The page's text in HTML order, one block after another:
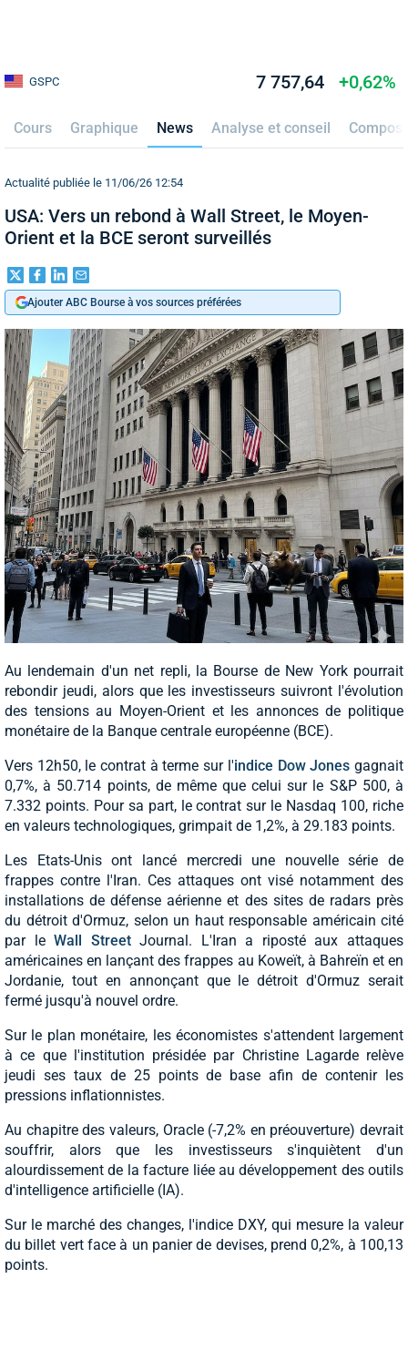
GSPC 7 757,64 +0,62%
Cours Graphique News Analyse et conseil
Actualité publiée le 11/06/26 12:54
USA: Vers un rebond à Wall Street, le Moyen-
Orient et la BCE seront surveillés
Ajouter ABC Bourse à vos sources préférées
Au lendemain d'un net repli, la Bourse de New York pourrait
rebondir jeudi, alors que les investisseurs suivront l'évolution
des tensions au Moyen-Orient et les annonces de politique
monétaire de la Banque centrale européenne (BCE).
Vers 12h50, le contrat à terme sur l'indice Dow Jones gagnait
0,7%, à 50.714 points, de même que celui sur le S&P 500, à
7.332 points. Pour sa part, le contrat sur le Nasdaq 100, riche
en valeurs technologiques, grimpait de 1,2%, à 29.183 points.
Les Etats-Unis ont lancé mercredi une nouvelle série de
frappes contre l'Iran. Ces attaques ont visé notamment des
installations de défense aérienne et des sites de radars près
du détroit d'Ormuz, selon un haut responsable américain cité
par leWall StreetJournal. L'Iran a riposté aux attaques
américaines en lançant des frappes au Koweït, à Bahreïn et en
Jordanie, tout en annonçant que le détroit d'Ormuz serait
fermé jusqu'à nouvel ordre.
Sur le plan monétaire, les économistes s'attendent largement
à ce que l'institution présidée par Christine Lagarde relève
jeudi ses taux de 25 points de base afin de contenir les
pressions inflationnistes.
Au chapitre des valeurs, Oracle (-7,2% en préouverture) devrait
souffrir, alors que les investisseurs s'inquiètent d'un
alourdissement de la facture liée au développement des outils
d'intelligence artificielle (IA).
Sur le marché des changes, l'indice DXY, qui mesure la valeur
du billet vert face à un panier de devises, prend 0,2%, à 100,13
points.